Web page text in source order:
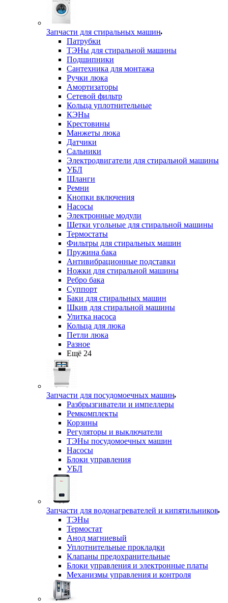
Запчасти для стиральных машин
Патрубки
ТЭНы для стиральной машины
Подшипники
Сантехника для монтажа
Ручки люка
Амортизаторы
Сетевой фильтр
Кольца уплотнительные
КЭНы
Крестовины
Манжеты люка
Датчики
Сальники
Электродвигатели для стиральной машины
УБЛ
Шланги
Ремни
Кнопки включения
Насосы
Электронные модули
Щетки угольные для стиральной машины
Термостаты
Фильтры для стиральных машин
Пружина бака
Антивибрационные подставки
Ножки для стиральной машины
Ребро бака
Суппорт
Баки для стиральных машин
Шкив для стиральной машины
Улитка насоса
Кольца для люка
Петли люка
Разное
Ещё 24
Запчасти для посудомоечных машин
Разбрызгиватели и импеллеры
Ремкомплекты
Корзины
Регуляторы и выключатели
ТЭНы посудомоечных машин
Насосы
Блоки управления
УБЛ
Запчасти для водонагревателей и кипятильников
ТЭНы
Термостат
Анод магниевый
Уплотнительные прокладки
Клапаны предохранительные
Блоки управления и электронные платы
Механизмы управления и контроля